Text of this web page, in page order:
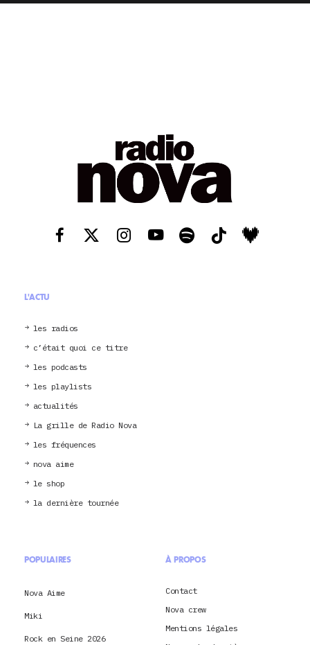
L'ACTU
les radios
c’était quoi ce titre
les podcasts
les playlists
actualités
La grille de Radio Nova
les fréquences
nova aime
le shop
la dernière tournée
POPULAIRES
Nova Aime
Miki
Rock en Seine 2026
À PROPOS
Contact
Nova crew
Mentions légales